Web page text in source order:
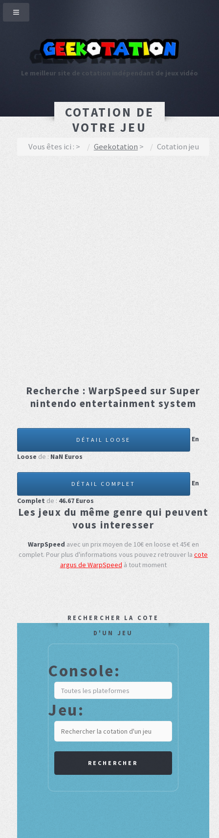
Le meilleur site de cotation indépendant de jeux vidéo
COTATION DE
VOTRE JEU
Vous êtes ici : Geekotation Cotation jeu
Recherche : WarpSpeed sur Super
nintendo entertainment system
DÉTAIL LOOSE
En
Loose de : NaN Euros
DÉTAIL COMPLET
En
Complet de : 46.67 Euros
Les jeux du même genre qui peuvent
vous interesser
WarpSpeed avec un prix moyen de 10€ en loose et 45€ en
complet. Pour plus d'informations vous pouvez retrouver la cote
argus de WarpSpeed à tout moment
RECHERCHER LA COTE
D'UN JEU
Console:
Jeu:
RECHERCHER